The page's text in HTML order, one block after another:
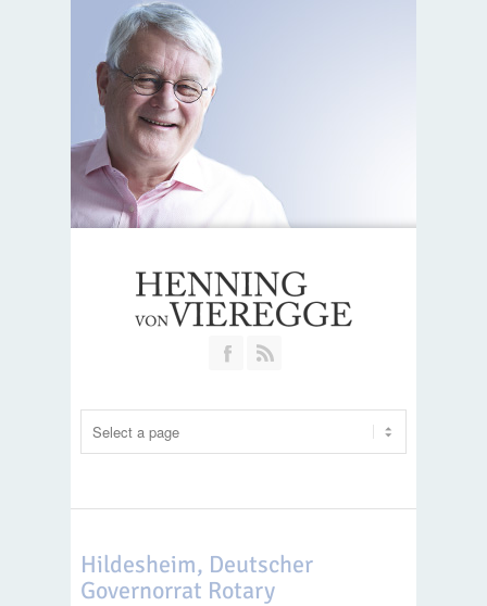
Join our Facebook Group
Hildesheim, Deutscher
Governorrat Rotary